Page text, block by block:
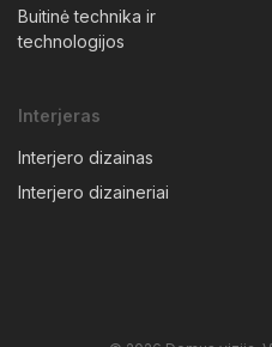
Buitinė technika ir
technologijos
Interjeras
Interjero dizainas
Interjero dizaineriai